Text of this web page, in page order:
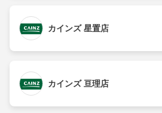
カインズ 星置店
カインズ 亘理店